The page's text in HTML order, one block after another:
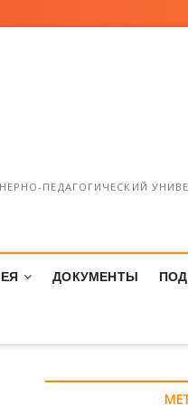
ПЕДАГОГИЧЕСКИЙ
ДОКУМЕНТЫ